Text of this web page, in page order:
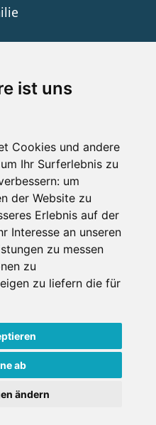
ist uns
Cookies und andere
Ihr Surferlebnis zu
um
der Website zu
Erlebnis auf der
Interesse an unseren
zu messen
zu
zu liefern die für
ab
ändern